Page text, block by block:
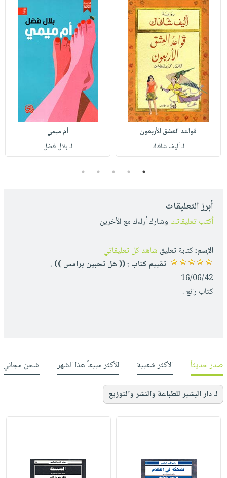
قواعد العشق الأربعون
لـ أليف شافاك
أم ميمي
لـ بلال فضل
1
2
3
4
5
أبرز التعليقات
أكتب تعليقاتك وشارك أراءك مع الأخرين
الإسم:كتابة تعليق شاهد كل تعليقاتي
تقييم كتاب : (( هل تحبين برامس )) .-
16/06/42
كتاب رائع .
صدر حديثاً الأكثر شعبية الأكثر مبيعاً هذا الشهر شحن مجاني
لـ دار البشير للطباعة والنشر والتوزيع